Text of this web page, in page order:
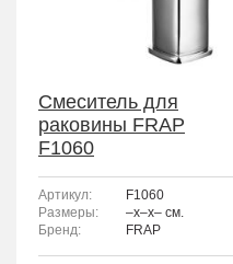
Смеситель для
раковины FRAP
F1060
Артикул:
F1060
Размеры:
–x–x– см.
Бренд:
FRAP